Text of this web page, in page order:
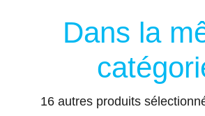
Dans la
16 autres produits